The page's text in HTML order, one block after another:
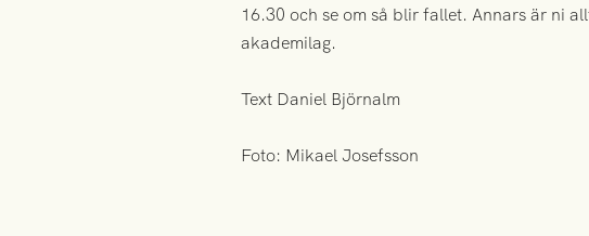
16.30 och se om så blir fallet. Annars är ni
akademilag.
Text Daniel Björnalm
Foto: Mikael Josefsson